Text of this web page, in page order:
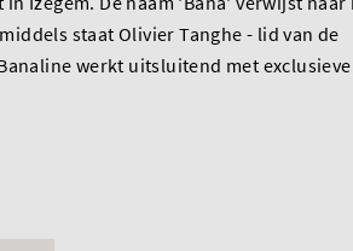
staat Olivier Tanghe - lid van de
werkt uitsluitend met exclusieve